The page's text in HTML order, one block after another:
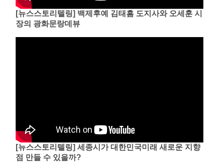
[뉴스스토리텔링] 백제후예 김태흠 도지사와 오세훈 시
장의 광화문랑데뷰
[뉴스스토리텔링] 세종시가 대한민국미래 새로운 지향
점 만들 수 있을까?